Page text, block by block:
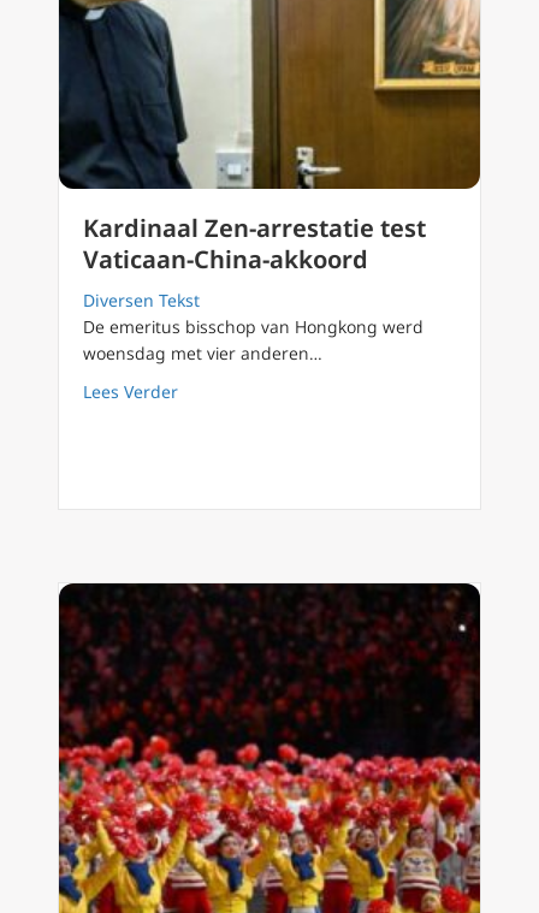
Kardinaal Zen-arrestatie test
Vaticaan-China-akkoord
Diversen Tekst
De emeritus bisschop van Hongkong werd
woensdag met vier anderen…
Lees Verderabout Kardinaal Zen-arrestatie test